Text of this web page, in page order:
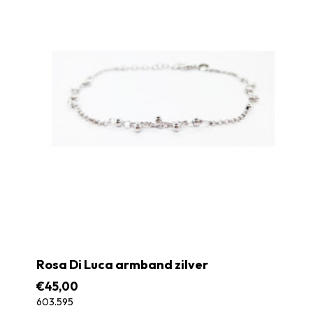
Rosa Di Luca armband zilver
€45,00
603.595